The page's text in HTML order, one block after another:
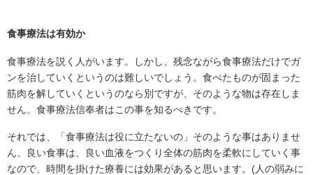
食事療法は有効か
食事療法を説く人がいます。しかし、残念ながら食事療法だけでガ
ンを治していくというのは難しいでしょう。食べたものが固まった
筋肉を解していくというのなら別ですが、そのような物は存在しま
せん。食事療法信奉者はこの事を知るべきです。
それでは、「食事療法は役に立たないの」そのような事はありませ
ん。良い食事は、良い血液をつくり全体の筋肉を柔軟にしていく事
なので、時間を掛けた療養には効果があると思います。(人の弱みに